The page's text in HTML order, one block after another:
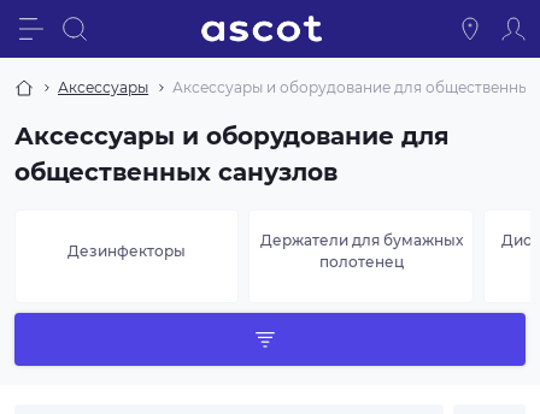
Аксессуары Аксессуары и оборудование для общественных
Аксессуары и оборудование для
общественных санузлов
Дезинфекторы
Держатели для бумажных
полотенец